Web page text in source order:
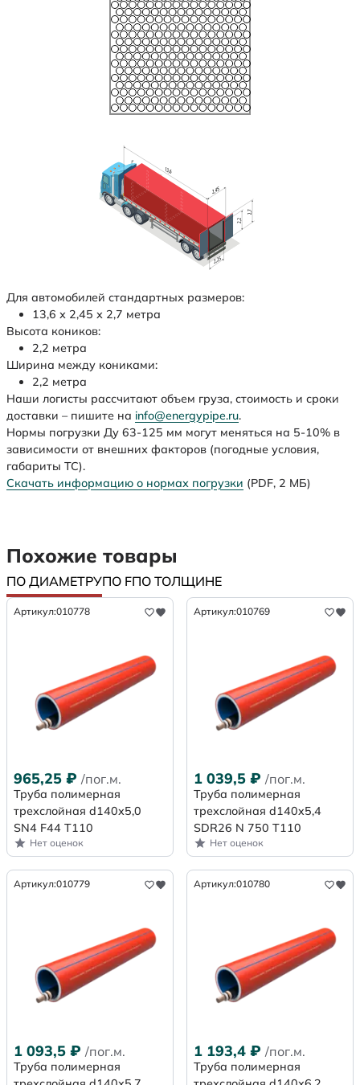
Для автомобилей стандартных размеров:
13,6 х 2,45 х 2,7 метра
Высота коников:
2,2 метра
Ширина между кониками:
2,2 метра
Наши логисты рассчитают объем груза, стоимость и сроки
доставки – пишите на info@energypipe.ru.
Нормы погрузки Ду 63-125 мм могут меняться на 5-10% в
зависимости от внешних факторов (погодные условия,
габариты ТС).
Скачать информацию о нормах погрузки (PDF, 2 МБ)
Похожие товары
ПО ДИАМЕТРУПО FПО ТОЛЩИНЕ
Артикул:010778
965,25 ₽ /пог.м.
Труба полимерная
трехслойная d140х5,0
SN4 F44 Т110
Нет оценок
Артикул:010769
1 039,5 ₽ /пог.м.
Труба полимерная
трехслойная d140x5,4
SDR26 N 750 Т110
Нет оценок
Артикул:010779
1 093,5 ₽ /пог.м.
Труба полимерная
Артикул:010780
1 193,4 ₽ /пог.м.
Труба полимерная